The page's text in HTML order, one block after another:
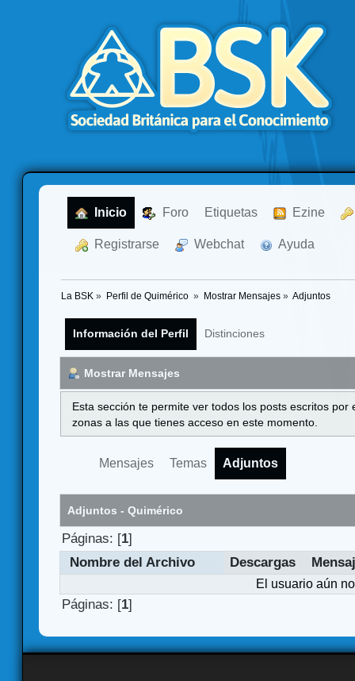
Inicio Foro Etiquetas Ezine
Registrarse Webchat Ayuda
La BSK » Perfil de Quimérico » Mostrar Mensajes» Adjuntos
Información del Perfil Distinciones
Mostrar Mensajes
Esta sección te permite ver todos los posts escritos
zonas a las que tienes acceso en este momento.
Mensajes Temas Adjuntos
Adjuntos - Quimérico
Páginas: [1]
Nombre del Archivo
Descargas
El usuario aún
Páginas: [1]